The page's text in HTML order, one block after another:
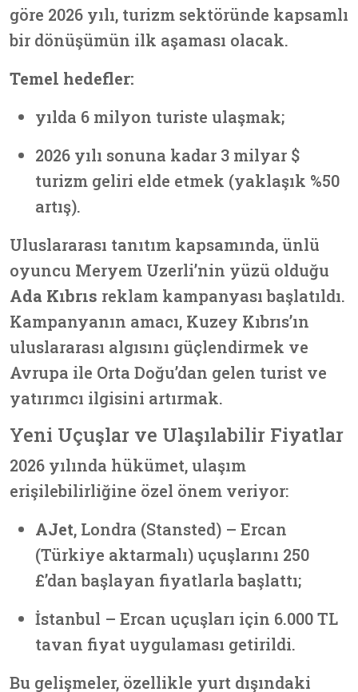
göre 2026 yılı, turizm sektöründe kapsamlı
bir dönüşümün ilk aşaması olacak.
Temel hedefler:
yılda 6 milyon turiste ulaşmak;
2026 yılı sonuna kadar 3 milyar $
turizm geliri elde etmek (yaklaşık %50
artış).
Uluslararası tanıtım kapsamında, ünlü
oyuncu Meryem Uzerli’nin yüzü olduğu
Ada Kıbrıs reklam kampanyası başlatıldı.
Kampanyanın amacı, Kuzey Kıbrıs’ın
uluslararası algısını güçlendirmek ve
Avrupa ile Orta Doğu’dan gelen turist ve
yatırımcı ilgisini artırmak.
Yeni Uçuşlar ve Ulaşılabilir Fiyatlar
2026 yılında hükümet, ulaşım
erişilebilirliğine özel önem veriyor:
AJet, Londra (Stansted) – Ercan
(Türkiye aktarmalı) uçuşlarını 250
£’dan başlayan fiyatlarla başlattı;
İstanbul – Ercan uçuşları için 6.000 TL
tavan fiyat uygulaması getirildi.
Bu gelişmeler, özellikle yurt dışındaki